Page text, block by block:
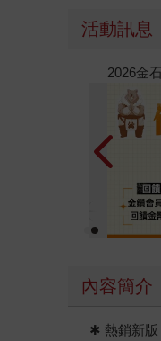
活動訊息
春光ｘ奇
內容簡介
✱ 熱銷新